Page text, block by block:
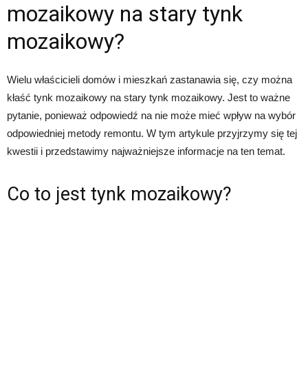
mozaikowy na stary tynk
mozaikowy?
Wielu właścicieli domów i mieszkań zastanawia się, czy można
kłaść tynk mozaikowy na stary tynk mozaikowy. Jest to ważne
pytanie, ponieważ odpowiedź na nie może mieć wpływ na wybór
odpowiedniej metody remontu. W tym artykule przyjrzymy się tej
kwestii i przedstawimy najważniejsze informacje na ten temat.
Co to jest tynk mozaikowy?